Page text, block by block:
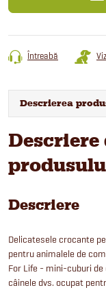
Întreabă
Descrierea
Descriere
Delicatesele crocante
pentru animalele de
For Life - mini-cuburi
câinele dvs. ocupat